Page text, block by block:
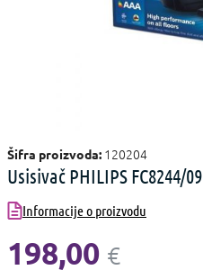
Šifra proizvoda: 120204
Usisivač PHILIPS FC8244/09
Informacije o proizvodu
198,00 €